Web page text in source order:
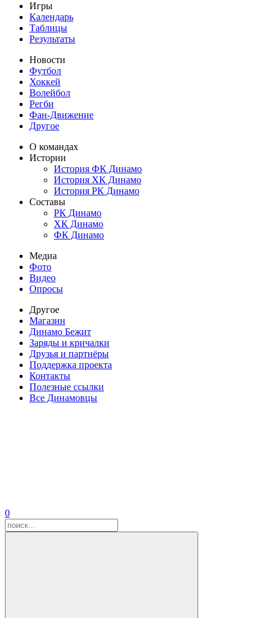
Игры
Календарь
Таблицы
Результаты
Новости
Футбол
Хоккей
Волейбол
Регби
Фан-Движение
Другое
О командах
Истории
История ФК Динамо
История ХК Динамо
История РК Динамо
Составы
РК Динамо
ХК Динамо
ФК Динамо
Медиа
Фото
Видео
Опросы
Другое
Магазин
Динамо Бежит
Заряды и кричалки
Друзья и партнёры
Поддержка проекта
Контакты
Полезные ссылки
Все Динамовцы
0